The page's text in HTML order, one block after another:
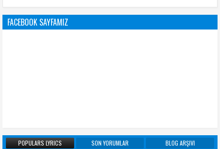
FACEBOOK SAYFAMIZ
POPULARS LYRICS SON YORUMLAR BLOG ARŞIVI